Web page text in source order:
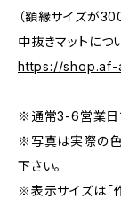
（額縁サイズが
中抜きマットにつ
https://
※通常3-6営業日
※写真は実際の
下さい。
※表示サイズは「